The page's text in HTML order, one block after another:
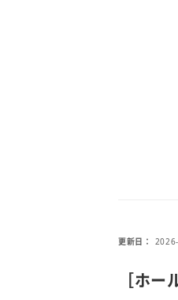
更新日
［ホ